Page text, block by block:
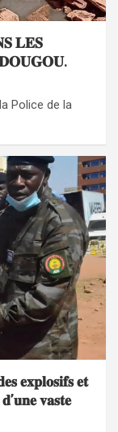
𝐋𝐄𝐒
Police de la
𝐞𝐱𝐩𝐥𝐨𝐬𝐢𝐟𝐬 𝐞𝐭
𝐯𝐚𝐬𝐭𝐞